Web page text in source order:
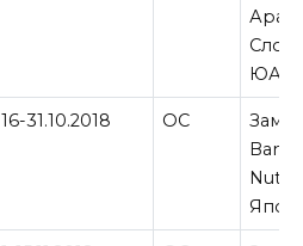
ЮАР.
16-31.10.2018 ОС
Nuts